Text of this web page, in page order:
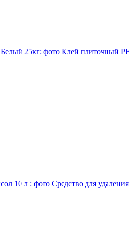
Клей плиточный
Средство для